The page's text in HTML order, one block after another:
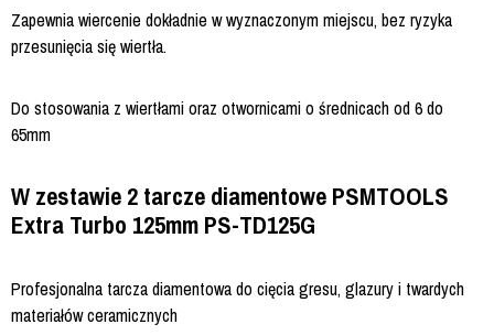
Zapewnia wiercenie dokładnie w wyznaczonym miejscu, bez ryzyka
przesunięcia się wiertła.
Do stosowania z wiertłami oraz otwornicami o średnicach od 6 do
65mm
W zestawie 2 tarcze diamentowe PSMTOOLS
Extra Turbo 125mm PS-TD125G
Profesjonalna tarcza diamentowa do cięcia gresu, glazury i twardych
materiałów ceramicznych